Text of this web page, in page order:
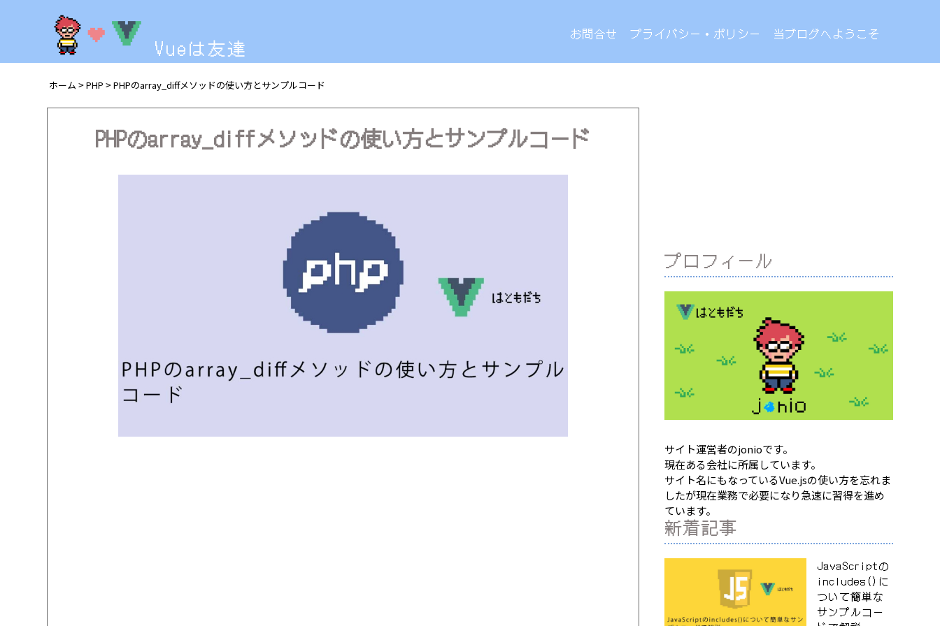
Vueは友達
お問合せ プライバシー・ポリシー 当ブログへようこそ
ホーム > PHP > PHPのarray_diffメソッドの使い方とサンプルコード
PHPのarray_diffメソッドの使い方とサンプルコード
プロフィール
サイト運営者のjonioです。
現在ある会社に所属しています。
サイト名にもなっているVue.jsの使い方を忘れま
したが現在業務で必要になり急速に習得を進め
ています。
新着記事
JavaScriptの
includes()に
ついて簡単な
サンプルコー